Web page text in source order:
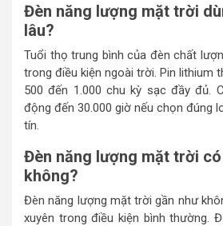
Đèn năng lượng mặt trời
lâu?
Tuổi thọ trung bình của đèn chất
trong điều kiện ngoài trời. Pin lithium
500 đến 1.000 chu kỳ sạc đầy đủ.
động đến 30.000 giờ nếu chọn đúng
tín.
Đèn năng lượng mặt trời
không?
Đèn năng lượng mặt trời gần như
xuyên trong điều kiện bình thường.